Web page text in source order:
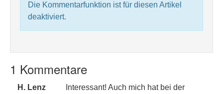
Die Kommentarfunktion ist für diesen Artikel
deaktiviert.
1 Kommentare
H. Lenz
Interessant! Auch mich hat bei der